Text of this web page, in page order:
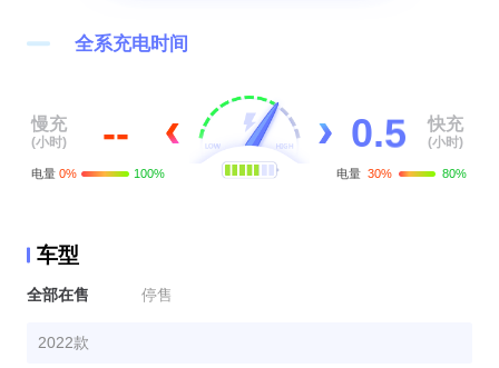
全系充电时间
慢充
(小时) --
电量 0% 100%
0.5
快充
(小时)
电量 30% 80%
车型
全部在售 停售
2022款